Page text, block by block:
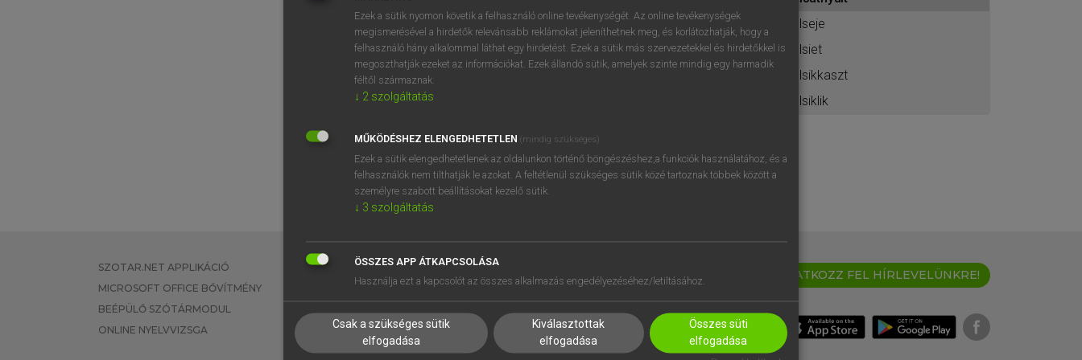
BELÉPÉS
próbaverziójának elindításához
regisztrálok ésbelépek.
REGISZTRÁCIÓ
elseje
elsiet
elsikkaszt
elsiklik
SZOTAR.NET APPLIKÁCIÓ
MICROSOFT OFFICE BŐVÍTMÉNY
BEÉPÜLŐ SZÓTÁRMODUL
ONLINE NYELVVIZSGA
EGYÉNI FELHASZNÁLÓKNAK
TANULÓKNAK
VÁLLALATI MEGOLDÁSOK
SÚGÓ
RÓLUNK
SÜTI BEÁLLÍTÁSOK
IRATKOZZ FEL HÍRLEVELÜNKRE!
Ezek a sütik nyomon követik a felhasználó online tevékenységét. Az online tevékenységek
megismerésével a hirdetők relevánsabb reklámokat jeleníthetnek meg, és korlátozhatják, hogy a
felhasználó hány alkalommal láthat egy hirdetést. Ezek a sütik más szervezetekkel és hirdetőkkel is
megoszthatják ezeket az információkat. Ezek állandó sütik, amelyek szinte mindig egy harmadik
féltől származnak.
↓ 2 szolgáltatás
MŰKÖDÉSHEZ ELENGEDHETETLEN (mindig szükséges)
Ezek a sütik elengedhetetlenek az oldalunkon történő böngészéshez,a funkciók használatához, és a
felhasználók nem tilthatják le azokat. A feltétlenül szükséges sütik közé tartoznak többek között a
személyre szabott beállításokat kezelő sütik.
↓ 3 szolgáltatás
ÖSSZES APP ÁTKAPCSOLÁSA
Használja ezt a kapcsolót az összes alkalmazás engedélyezéséhez/letiltásához.
Csak a szükséges sütik
elfogadása
Kiválasztottak
elfogadása
Összes süti
elfogadása